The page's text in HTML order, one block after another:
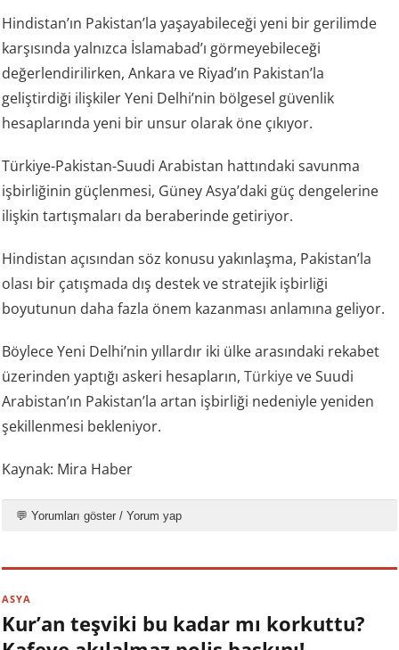
Hindistan’ın Pakistan’la yaşayabileceği yeni bir gerilimde
karşısında yalnızca İslamabad’ı görmeyebileceği
değerlendirilirken, Ankara ve Riyad’ın Pakistan’la
geliştirdiği ilişkiler Yeni Delhi’nin bölgesel güvenlik
hesaplarında yeni bir unsur olarak öne çıkıyor.
Türkiye-Pakistan-Suudi Arabistan hattındaki savunma
işbirliğinin güçlenmesi, Güney Asya’daki güç dengelerine
ilişkin tartışmaları da beraberinde getiriyor.
Hindistan açısından söz konusu yakınlaşma, Pakistan’la
olası bir çatışmada dış destek ve stratejik işbirliği
boyutunun daha fazla önem kazanması anlamına geliyor.
Böylece Yeni Delhi’nin yıllardır iki ülke arasındaki rekabet
üzerinden yaptığı askeri hesapların,Türkiyeve Suudi
Arabistan’ın Pakistan’la artan işbirliği nedeniyle yeniden
şekillenmesi bekleniyor.
Kaynak: Mira Haber
💬 Yorumları göster / Yorum yap
ASYA
Kur’an teşviki bu kadar mı korkuttu?